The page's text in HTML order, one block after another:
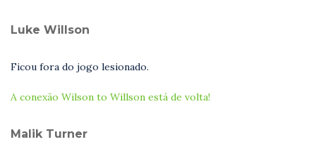
Luke Willson
Ficou fora do jogo lesionado.
A conexão Wilson to Willson está de volta!
Malik Turner